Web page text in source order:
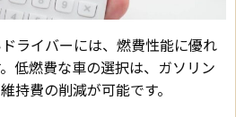
ライバーには、燃費性能に優れ
低燃費な車の選択は、ガソリン
持費の削減が可能です。